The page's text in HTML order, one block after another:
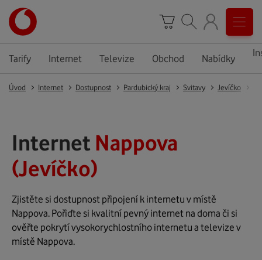
Tarify Internet Televize Obchod Nabídky
Úvod Internet Dostupnost Pardubický kraj Svitavy Jevíčko
Internet Nappova
(Jevíčko)
Zjistěte si dostupnost připojení k internetu v místě
Nappova. Pořiďte si kvalitní pevný internet na doma či si
ověřte pokrytí vysokorychlostního internetu a televize v
místě Nappova.